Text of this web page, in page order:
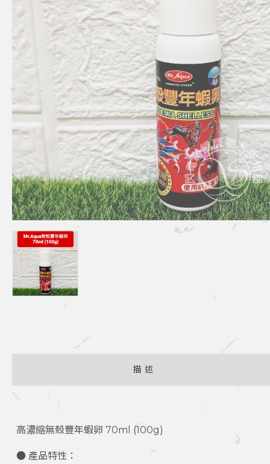
描 述
高濃縮無殼豐年蝦卵 70ml (100g)
● 產品特性：